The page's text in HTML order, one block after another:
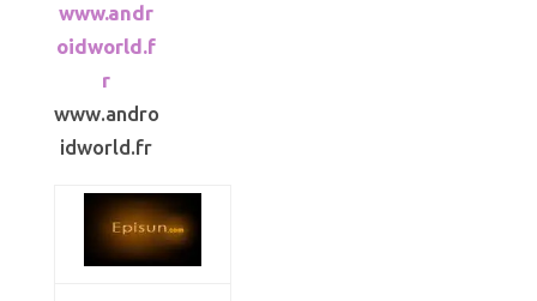
www.andr
oidworld.f
r
www.andro
idworld.fr